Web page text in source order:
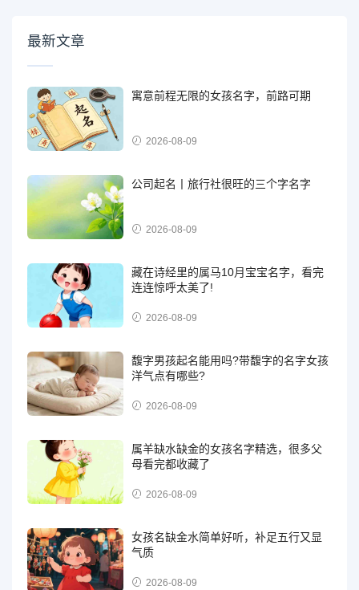
最新文章
寓意前程无限的女孩名字，前路可期
2026-08-09
公司起名丨旅行社很旺的三个字名字
2026-08-09
藏在诗经里的属马10月宝宝名字，看完
连连惊呼太美了!
2026-08-09
馥字男孩起名能用吗?带馥字的名字女孩
洋气点有哪些?
2026-08-09
属羊缺水缺金的女孩名字精选，很多父
母看完都收藏了
2026-08-09
女孩名缺金水简单好听，补足五行又显
气质
2026-08-09